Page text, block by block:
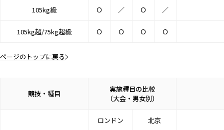
105kg級 Ｏ ／ Ｏ ／
105kg超/75kg超級 Ｏ Ｏ Ｏ Ｏ
ページのトップに戻る
競技・種目
実施種目の比較
（大会・男女別）
ロンドン 北京